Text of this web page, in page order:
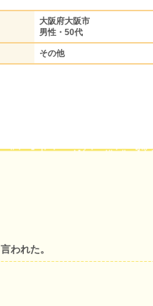
大阪府大阪市
男性・50代
その他
われた。